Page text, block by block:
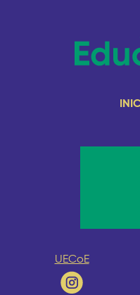
UECoE